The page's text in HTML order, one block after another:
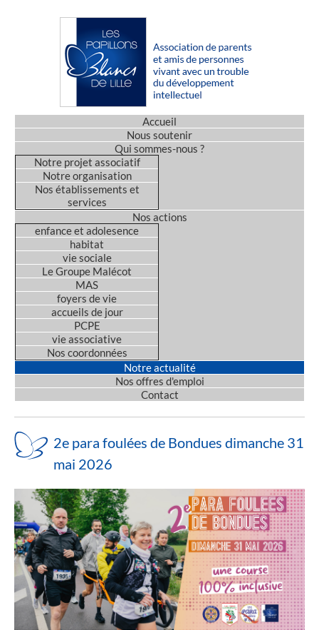
Accueil
Nous soutenir
Qui sommes-nous ?
Notre projet associatif
Notre organisation
Nos établissements et
services
Nos actions
enfance et adolesence
habitat
vie sociale
Le Groupe Malécot
MAS
foyers de vie
accueils de jour
PCPE
vie associative
Nos coordonnées
Notre actualité
Nos offres d'emploi
Contact
2e para foulées de Bondues dimanche 31
mai 2026